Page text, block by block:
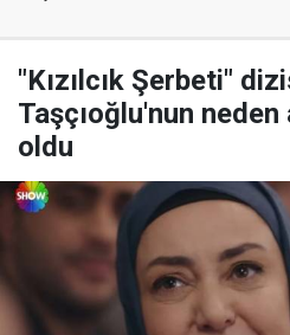
"Kızılcık Şerbeti"
Taşçıoğlu'nun neden
oldu